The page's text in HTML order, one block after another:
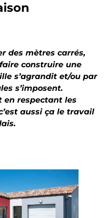
des mètres carrés,
construire une
s’agrandit et/ou par
s’imposent.
en respectant les
aussi ça le travail